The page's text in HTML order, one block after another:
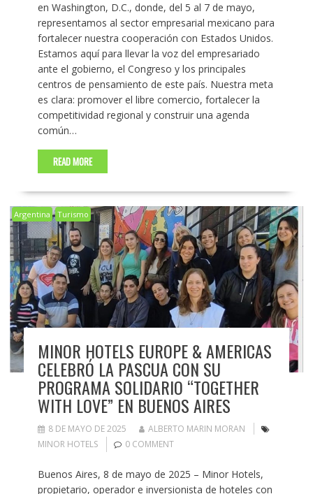
en Washington, D.C., donde, del 5 al 7 de mayo,
representamos al sector empresarial mexicano para
fortalecer nuestra cooperación con Estados Unidos.
Estamos aquí para llevar la voz del empresariado
ante el gobierno, el Congreso y los principales
centros de pensamiento de este país. Nuestra meta
es clara: promover el libre comercio, fortalecer la
competitividad regional y construir una agenda
común…
READ MORE
Argentina Turismo
MINOR HOTELS EUROPE & AMERICAS
CELEBRÓ LA PASCUA CON SU
PROGRAMA SOLIDARIO “TOGETHER
WITH LOVE” EN BUENOS AIRES
8 DE MAYO DE 2025
ALBERTO MARIN MORAN
MINOR HOTELS
0 COMMENT
Buenos Aires, 8 de mayo de 2025 – Minor Hotels,
propietario, operador e inversionista de hoteles con